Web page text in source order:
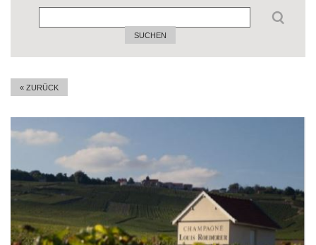
SUCHEN
« ZURÜCK